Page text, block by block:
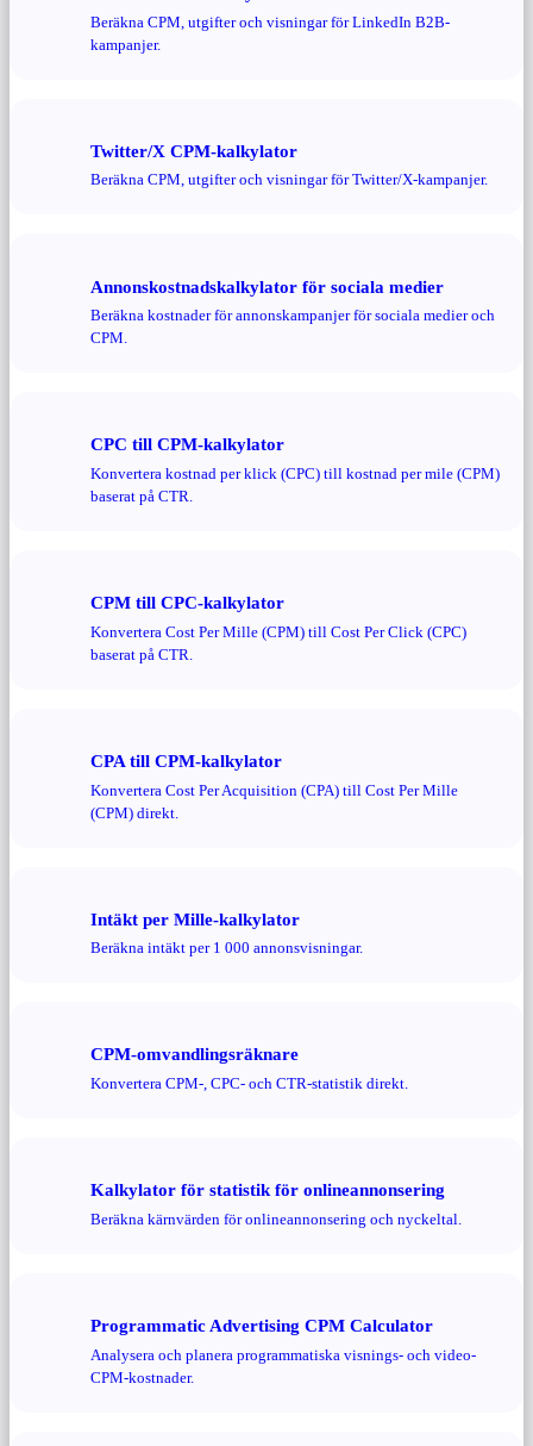
Beräkna CPM, utgifter och visningar för LinkedIn B2B-
kampanjer.
Twitter/X CPM-kalkylator
Beräkna CPM, utgifter och visningar för Twitter/X-kampanjer.
Annonskostnadskalkylator för sociala medier
Beräkna kostnader för annonskampanjer för sociala medier och
CPM.
CPC till CPM-kalkylator
Konvertera kostnad per klick (CPC) till kostnad per mile (CPM)
baserat på CTR.
CPM till CPC-kalkylator
Konvertera Cost Per Mille (CPM) till Cost Per Click (CPC)
baserat på CTR.
CPA till CPM-kalkylator
Konvertera Cost Per Acquisition (CPA) till Cost Per Mille
(CPM) direkt.
Intäkt per Mille-kalkylator
Beräkna intäkt per 1 000 annonsvisningar.
CPM-omvandlingsräknare
Konvertera CPM-, CPC- och CTR-statistik direkt.
Kalkylator för statistik för onlineannonsering
Beräkna kärnvärden för onlineannonsering och nyckeltal.
Programmatic Advertising CPM Calculator
Analysera och planera programmatiska visnings- och video-
CPM-kostnader.